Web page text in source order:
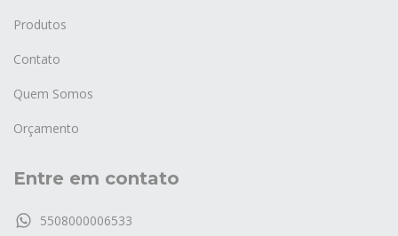
Produtos
Contato
Quem Somos
Orçamento
Entre em contato
5508000006533